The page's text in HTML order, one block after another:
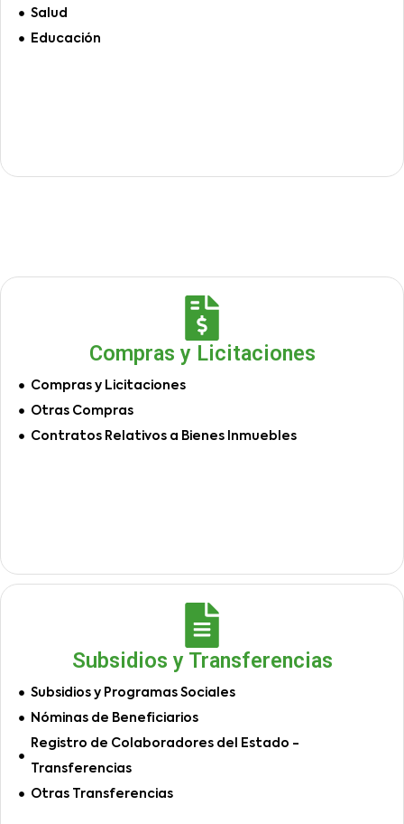
Salud
Educación
Compras y Licitaciones
Compras y Licitaciones
Otras Compras
Contratos Relativos a Bienes Inmuebles
Subsidios y Transferencias
Subsidios y Programas Sociales
Nóminas de Beneficiarios
Registro de Colaboradores del Estado -
Transferencias
Otras Transferencias